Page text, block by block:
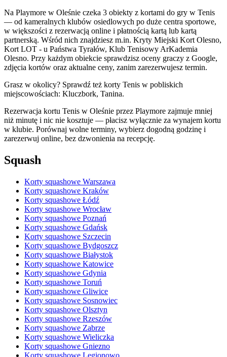
Na Playmore w Oleśnie czeka 3 obiekty z kortami do gry w Tenis
— od kameralnych klubów osiedlowych po duże centra sportowe,
w większości z rezerwacją online i płatnością kartą lub kartą
partnerską. Wśród nich znajdziesz m.in. Kryty Miejski Kort Olesno,
Kort LOT - u Państwa Tyrałów, Klub Tenisowy ArKademia
Olesno. Przy każdym obiekcie sprawdzisz oceny graczy z Google,
zdjęcia kortów oraz aktualne ceny, zanim zarezerwujesz termin.
Grasz w okolicy? Sprawdź też korty Tenis w pobliskich
miejscowościach: Kluczbork, Tanina.
Rezerwacja kortu Tenis w Oleśnie przez Playmore zajmuje mniej
niż minutę i nic nie kosztuje — płacisz wyłącznie za wynajem kortu
w klubie. Porównaj wolne terminy, wybierz dogodną godzinę i
zarezerwuj online, bez dzwonienia na recepcję.
Squash
Korty squashowe Warszawa
Korty squashowe Kraków
Korty squashowe Łódź
Korty squashowe Wrocław
Korty squashowe Poznań
Korty squashowe Gdańsk
Korty squashowe Szczecin
Korty squashowe Bydgoszcz
Korty squashowe Białystok
Korty squashowe Katowice
Korty squashowe Gdynia
Korty squashowe Toruń
Korty squashowe Gliwice
Korty squashowe Sosnowiec
Korty squashowe Olsztyn
Korty squashowe Rzeszów
Korty squashowe Zabrze
Korty squashowe Wieliczka
Korty squashowe Gniezno